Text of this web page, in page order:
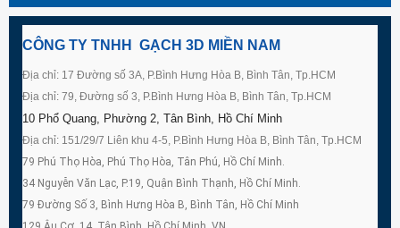
CÔNG TY TNHH GẠCH 3D MIỀN NAM
Địa chỉ: 17 Đường số 3A, P.Bình Hưng Hòa B, Bình Tân, Tp.HCM
Địa chỉ: 79, Đường số 3, P.Bình Hưng Hòa B, Bình Tân, Tp.HCM
10 Phổ Quang, Phường 2, Tân Bình, Hồ Chí Minh
Địa chỉ: 151/29/7 Liên khu 4-5, P.Bình Hưng Hòa B, Bình Tân, Tp.HCM
79 Phú Thọ Hòa, Phú Thọ Hòa, Tân Phú, Hồ Chí Minh.
34 Nguyễn Văn Lạc, P.19, Quận Bình Thạnh, Hồ Chí Minh.
79 Đường Số 3, Bình Hưng Hòa B, Bình Tân, Hồ Chí Minh